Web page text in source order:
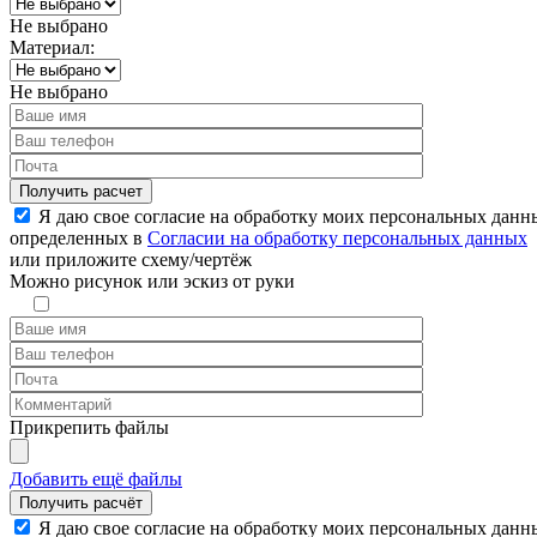
Не выбрано
Материал:
Не выбрано
Я даю свое согласие на обработку моих персональных
определенных в Согласии на обработку персональных данных
или приложите схему/чертёж
Можно рисунок или эскиз от руки
Прикрепить файлы
Добавить ещё файлы
Я даю свое согласие на обработку моих персональных